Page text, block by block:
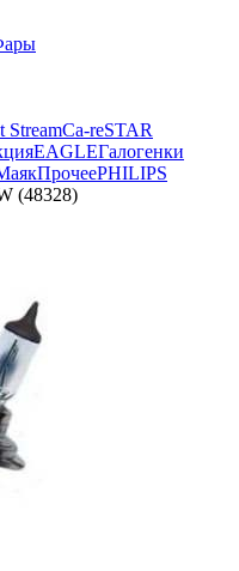
StreamCa-reSTAR
EAGLEГалогенки
ПрочееPHILIPS
(48328)